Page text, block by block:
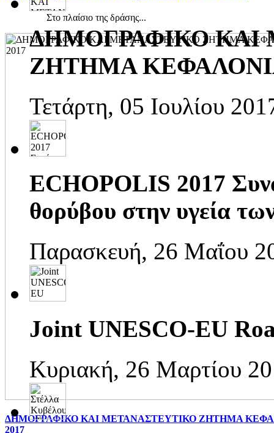
Στο πλαίσιο της δράσης...
ΔΗΜΟΓΡΑΦΙΚΟ ΚΑΙ ΜΕΤΑΝΑΣΤΕΥΤΙΚΟ ΖΗΤΗΜΑ
2017
ΔΗΜΟΓΡΑΦΙΚΟ ΚΑΙ
ΖΗΤΗΜΑ ΚΕΦΑΛΟΝΙΑ
Τετάρτη, 05 Ιουλίου
ECHOPOLIS 2017
θορύβου στην υγεία
Παρασκευή, 26 Μαΐου
Joint UNESCO-EU
Κυριακή, 26 Μαρτίου